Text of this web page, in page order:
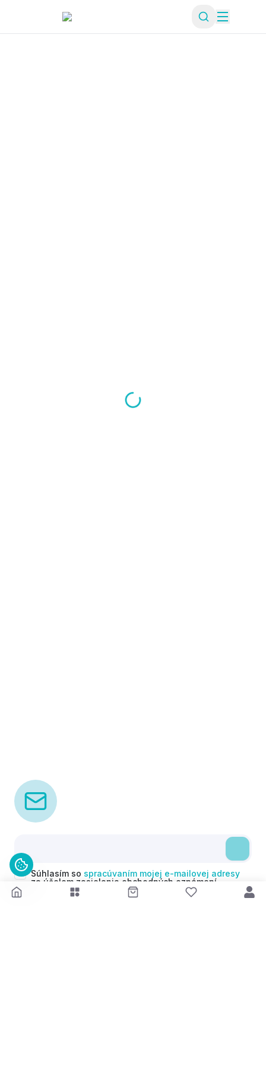
Súhlasím so spracúvaním mojej e-mailovej adresy
za účelom zasielania obchodných oznámení
(newsletterov) v súlade s čl. 6 ods. 1 písm. a)
Nariadenia GDPR. Svoj súhlas môžem kedykoľvek